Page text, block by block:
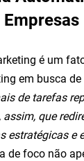
é um
em busca de
de tarefas
que
estratégicas e
de foco não